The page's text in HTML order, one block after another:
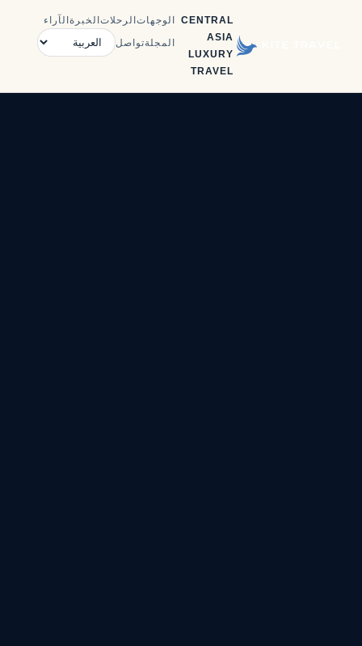
CENTRAL
ASIA
LUXURY
TRAVEL
الوجهات الرحلات الخبرةالآراء
المجلةتواصل